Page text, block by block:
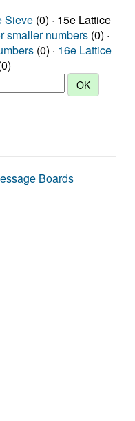
Sieve (0) · 15e Lattice
smaller numbers (0) ·
(0) · 16e Lattice
Boards